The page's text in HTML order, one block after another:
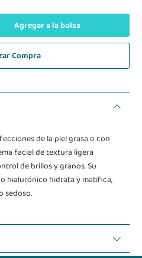
Agregar a la bolsa
Compra
de la piel grasa o con
facial de textura ligera
de brillos y granos. Su
hialurónico hidrata y matifica,
sedoso.